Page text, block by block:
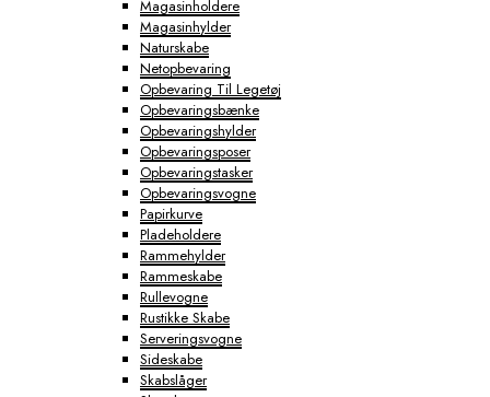
Magasinholdere
Magasinhylder
Naturskabe
Netopbevaring
Opbevaring Til Legetøj
Opbevaringsbænke
Opbevaringshylder
Opbevaringsposer
Opbevaringstasker
Opbevaringsvogne
Papirkurve
Pladeholdere
Rammehylder
Rammeskabe
Rullevogne
Rustikke Skabe
Serveringsvogne
Sideskabe
Skabslåger